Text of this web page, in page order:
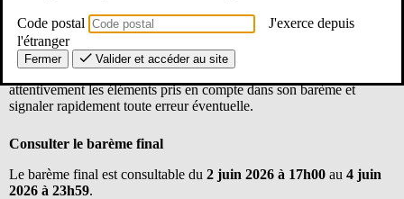
L’accusé de réception intégrant le barème initial est disponible du
25 mai 2026 à 17h00au1er juin 2026 à 23h59
C’est une étape essentielle : chaque collègue doit vérifier
attentivement les éléments pris en compte dans son barème et
signaler rapidement toute erreur éventuelle.
Consulter le barème final
Le barème final est consultable du 2 juin 2026 à 17h00 au 4 juin
2026 à 23h59.
Code postal
J'exerce depuis
l'étranger
Fermer Valider et accéder au site